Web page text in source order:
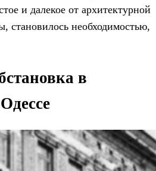
и далекое от архитектурной
становилось необходимостью,
в